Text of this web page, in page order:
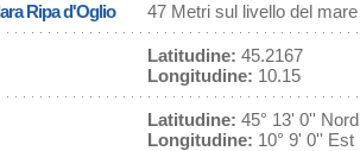
Ripa d'Oglio 47 Metri sul livello del mare
Latitudine: 45.2167
Longitudine: 10.15
Latitudine: 45° 13' 0'' Nord
Longitudine: 10° 9' 0'' Est